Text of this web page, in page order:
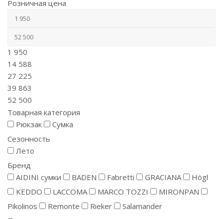
Розничная цена
1 950
14 588
27 225
39 863
52 500
Товарная категория
Рюкзак
Сумка
Сезонность
Лето
Бренд
AIDINI сумки
BADEN Fabretti GRACIANA
Högl
KEDDO
LACCOMA MARCO TOZZI
MIRONPAN
Pikolinos
Remonte Rieker
Salamander